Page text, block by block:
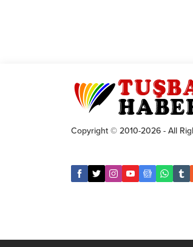
Copyright © 2010-2026 - All